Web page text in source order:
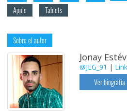
Apple
Tablets
Sobre el autor
Jonay
@JEG_91 |
Ver biografía